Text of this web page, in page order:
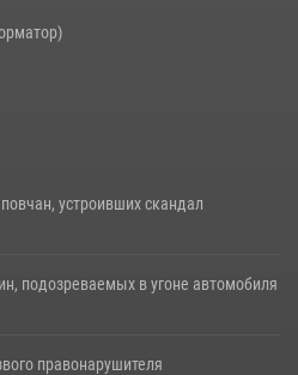
устроивших скандал
подозреваемых в угоне автомобиля
правонарушителя